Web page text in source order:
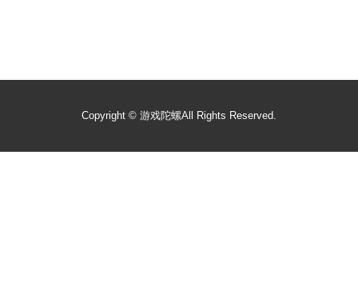
Copyright © 游戏陀螺All Rights Reserved.